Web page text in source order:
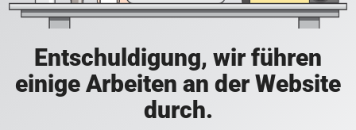
Entschuldigung, wir führen
einige Arbeiten an der Website
durch.